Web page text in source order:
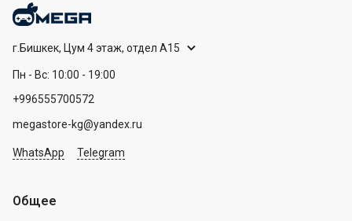
г.Бишкек, Цум 4 этаж, отдел А15
Пн - Вс: 10:00 - 19:00
+996555700572
megastore-kg@yandex.ru
WhatsApp Telegram
Общее